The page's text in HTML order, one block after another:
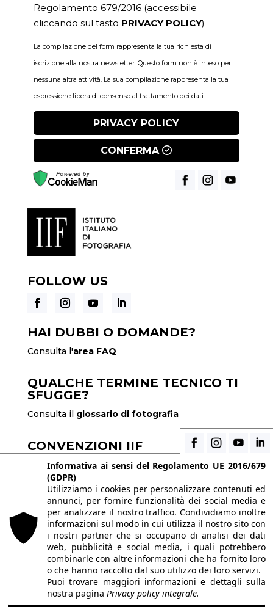
Regolamento 679/2016 (accessibile
cliccando sul tasto PRIVACY POLICY)
La compilazione del form rappresenta la tua richiesta di
iscrizione alla nostra newsletter. Questo form non è inteso per
nessuna altra attività. La sua compilazione rappresenta la tua
espressione libera di consenso al trattamento dei dati.
PRIVACY POLICY
CONFERMA
FOLLOW US
HAI DUBBI O DOMANDE?
Consulta l'area FAQ
QUALCHE TERMINE TECNICO TI
SFUGGE?
Consulta il glossario di fotografia
CONVENZIONI IIF
Scopri i vantaggi di essere uno studente di IIF
© 2026 Istituto Italiano di Fotografia® srl, Via
Enrico Caviglia 3, 20139 Milano | Tel 02/58107623
- 02/58107139
P.IVA IT10863240155 | PECiifmilano@pec.it|
REA MI-1415688 | Capitale sociale € 10.400,00 I.V.
Le immagini del sito sono utilizzate su licenza dei
rispettivi autori. Powered byShareNow!.
Informativa ai sensi del Regolamento UE 2016/679
(GDPR)
Utilizziamo i cookies per personalizzare contenuti ed
annunci, per fornire funzionalità dei social media e
per analizzare il nostro traffico. Condividiamo inoltre
informazioni sul modo in cui utilizza il nostro sito con
i nostri partner che si occupano di analisi dei dati
web, pubblicità e social media, i quali potrebbero
combinarle con altre informazioni che ha fornito loro
o che hanno raccolto dal suo utilizzo dei loro servizi.
Puoi trovare maggiori informazioni e dettagli sulla
nostra pagina Privacy policy integrale.